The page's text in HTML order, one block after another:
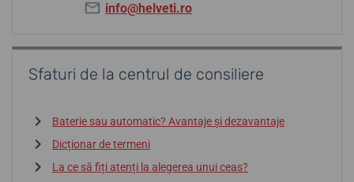
info@helveti.ro
Sfaturi de la centrul de consiliere
Baterie sau automatic? Avantaje și dezavantaje
Dicționar de termeni
La ce să fiți atenți la alegerea unui ceas?